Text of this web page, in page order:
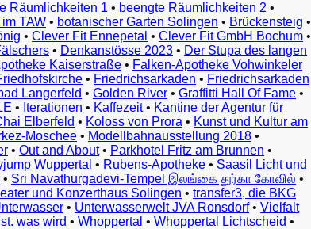
Räumlichkeiten 1 • beengte Räumlichkeiten 2 •
im TAW • botanischer Garten Solingen • Brückensteig •
• Clever Fit Ennepetal • Clever Fit GmbH Bochum •
• Denkanstösse 2023 • Der Stupa des langen
Kaiserstraße • Falken-Apotheke Vohwinkeler
• Friedrichsarkaden • Friedrichsarkaden
Langerfeld • Golden River • Graffitti Hall Of Fame •
• Iterationen • Kaffezeit• Kantine der Agentur für
Elberfeld • Koloss von Prora • Kunst und Kultur am
Moschee • Modellbahnausstellung 2018 •
• Out and About• Parkhotel Fritz am Brunnen •
Wuppertal • Rubens-Apotheke • Saasil Licht und
• Sri Navathurgadevi-Tempel இலங்கை துர்கா கோவில் •
und Konzerthaus Solingen • transfer3, die BKG
• Unterwasserwelt JVA Ronsdorf• Vielfalt
was wird • Whoppertal • Whoppertal Lichtscheid •